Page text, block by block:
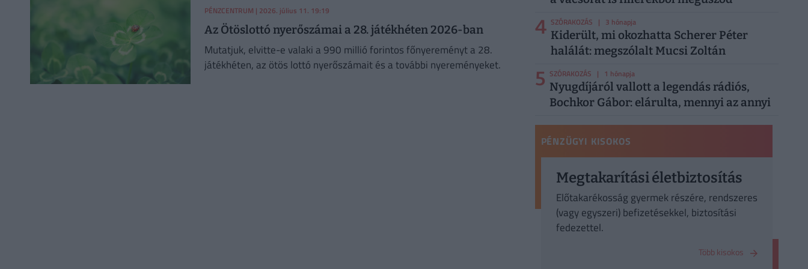
PÉNZCENTRUM | 2026. július 11. 19:19
Az Ötöslottó nyerőszámai a 28. játékhéten 2026-ban
Mutatjuk, elvitte-e valaki a 990 millió forintos főnyereményt a 28.
játékhéten, az ötös lottó nyerőszámait és a további nyereményeket.
4 SZÓRAKOZÁS | 3 hónapja
Kiderült, mi okozhatta Scherer Péter
halálát: megszólalt Mucsi Zoltán
5 SZÓRAKOZÁS | 1 hónapja
Nyugdíjáról vallott a legendás rádiós,
Bochkor Gábor: elárulta, mennyi az annyi
PÉNZÜGYI KISOKOS
Megtakarítási életbiztosítás
Előtakarékosság gyermek részére, rendszeres
(vagy egyszeri) befizetésekkel, biztosítási
fedezettel.
Több kisokos